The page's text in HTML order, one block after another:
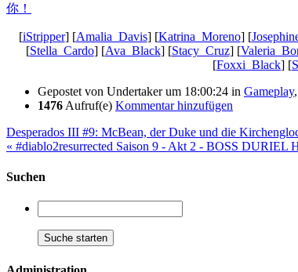
[iStripper] [Amalia_Davis] [Katrina_Moreno] [
[Stella_Cardo] [Ava_Black] [Stacy_Cruz] [
[Foxxi_Black] [
Gepostet von Undertakerum 18:00:24 in Gameplay,
1476 Aufruf(e) Kommentar hinzufügen
Desperados III #9: McBean, der Duke und die
« #diablo2resurrected Saison 9 - Akt 2 - BOSS DURIEL
Suchen